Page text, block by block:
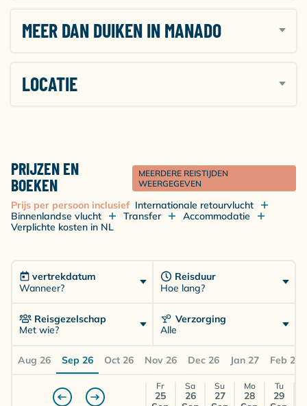
MEER DAN DUIKEN IN MANADO
LOCATIE
PRIJZEN EN
BOEKEN
MEERDERE REISTIJDEN
WEERGEGEVEN
Prijs per persoon inclusief Internationale retourvlucht
Binnenlandse vlucht
Transfer
Accommodatie
Verplichte kosten in NL
vertrekdatum
Wanneer?
Reisduur
Hoe lang?
Reisgezelschap
Met wie?
Verzorging
Alle
Aug 26 Sep 26 Oct 26 Nov 26 Dec 26 Jan 27 Feb 27
Fr
25
Sa
26
Su
27
Mo
28
Tu
29